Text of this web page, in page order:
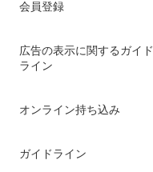
会員登録
広告の表示に関するガイド
ライン
オンライン持ち込み
ガイドライン